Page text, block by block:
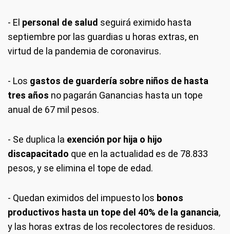
- El personal de salud seguirá eximido hasta
septiembre por las guardias u horas extras, en
virtud de la pandemia de coronavirus.
- Los gastos de guardería sobre niños de hasta
tres años no pagarán Ganancias hasta un tope
anual de 67 mil pesos.
- Se duplica la exención por hija o hijo
discapacitado que en la actualidad es de 78.833
pesos, y se elimina el tope de edad.
- Quedan eximidos del impuesto los bonos
productivos hasta un tope del 40% de la ganancia,
y las horas extras de los recolectores de residuos.